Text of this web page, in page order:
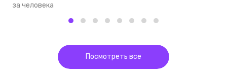
за человека
Посмотреть все